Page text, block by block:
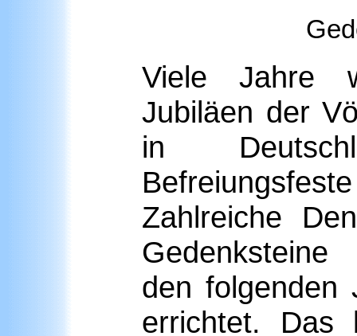
Viele Jahre
Jubiläen der
in
Zahlreiche
den folgenden
errichtet. Das